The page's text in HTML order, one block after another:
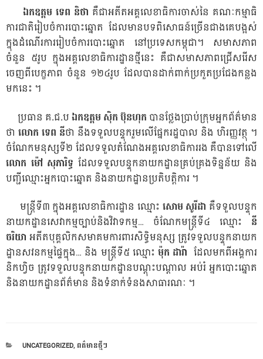
ឯកឧត្តម ទេព និថា គឺ​ជា​អតីត​អគ្គលេខាធិការ​ចាស់​នៃ​ គណៈ​កម្មាធិ
ការ​ជាតិ​រៀបចំ​ការ​បោះ​ឆ្នោត​ ដែល​មាន​បទ​ពិសោធន៍​ច្រើន​ជាង​គេ​បង្អស់​
ក្នុង​ដំណើរ​ការ​រៀប​ចំ​ការ​បោះ​ឆ្នោត នៅ​ប្រទេស​កម្ពុជា​។ សមាស​ភាព​
ចំនួន​ ៥​រូប​ ក្នុង​អគ្គ​លេខា​ធិការ​ដ្ឋាន​ថ្មី​នេះ​ គឺ​ជា​សមាស​ភាព​ជ្រើស​រើស​
ចេញ​ពី​បេក្ខភាព ​ចំនួន ​១២៤​រូប ​ដែល​បាន​ដាក់​ពាក់​ប្រកួត​ប្រជែង​កន្លង​
មក​នេះ ​។
ប្រធាន ​គ.ជ.បឯកឧត្តម ស៊ិក ប៊ុនហុក បាន​ថ្លែង​ប្រាប់​ក្រុម​អ្នក​ព័ត៌មាន​
ថា លោក ទេព នីថា នឹង​ទទួល​បន្ទុក​រួម​លើ​ផ្នែក​រដ្ឋបាល និង ហិរញ្ញវត្ថុ ​។
ចំណែក​មនុស្ស​ទី២​ ដែល​ទទួល​តំណែង​អគ្គ​លេខា​ធិការ​រង គឺ​បាន​ទៅ​លើ
លោក ម៉ៅ សុភារិទ្ធ ដែល​ទទួល​បន្ទុក​នាយក​ដ្ឋាន​គ្រប់​គ្រង​ទិន្នន័យ ​និង​
បញ្ជី​ឈ្មោះ​អ្នក​បោះ​ឆ្នោត​ និង​នាយក​ដ្ឋាន​ប្រតិបត្តិ​ការ ​។
មន្ត្រី​ទី៣ ​ក្នុង​អគ្គ​លេខា​ធិការ​ដ្ឋាន ឈ្មោះ សោម សូរីដា គឺ​ទទួល​បន្ទុក​
នាយក​ដ្ឋាន​សេវា​កម្ម​ច្បាប់​និង​វិវាទ​កម្ម​… ចំណែក​មន្ត្រី​ទី​៤ ឈ្មោះ នី
ចរិយា អតីត​បុគ្គលិក​សមាគម​ការពារ​សិទ្ធិ​មនុស្ស ត្រូវ​ទទួល​បន្ទុក​នាយក​
ដ្ឋាន​សវនកម្ម​ផ្ទៃ​ក្នុង​… និង មន្ត្រី​ទី​៥ ឈ្មោះម៉ុក ដារ៉ា ដែល​មក​ពី​អង្គការ​
និកហ្វិច ត្រូវ​ទទួល​បន្ទុក​នាយក​ដ្ឋាន​បណ្តុះ​បណ្តាល អប់រំ អ្នក​បោះ​ឆ្នោត
និង​នាយក​ដ្ឋាន​ព័ត៌មាន និង​ទំនាក់​ទំនង​សាធារណៈ​ ។
CATEGORIES
UNCATEGORIZED, ពត៌មានថ្មីៗ